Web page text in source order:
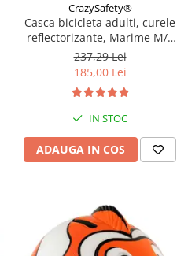
CrazySafety®
Casca bicicleta adulti, curele
reflectorizante, Marime M/L
(54-60cm), model Ramp,
Grafitti Roz
237,29 Lei
185,00 Lei
IN STOC
ADAUGA IN COS